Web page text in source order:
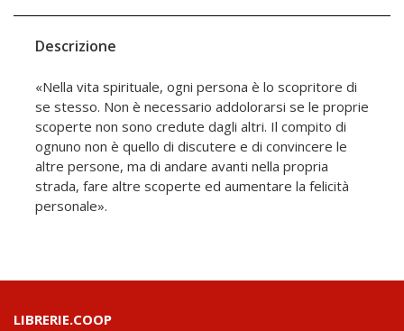
Descrizione
«Nella vita spirituale, ogni persona è lo scopritore di
se stesso. Non è necessario addolorarsi se le proprie
scoperte non sono credute dagli altri. Il compito di
ognuno non è quello di discutere e di convincere le
altre persone, ma di andare avanti nella propria
strada, fare altre scoperte ed aumentare la felicità
personale».
LIBRERIE.COOP